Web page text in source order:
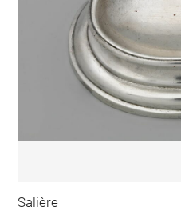
Salière